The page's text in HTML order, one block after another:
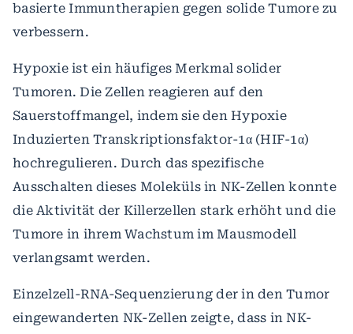
basierte Immuntherapien gegen solide Tumore zu
verbessern.
Hypoxie ist ein häufiges Merkmal solider
Tumoren. Die Zellen reagieren auf den
Sauerstoffmangel, indem sie den Hypoxie
Induzierten Transkriptionsfaktor-1α (HIF-1α)
hochregulieren. Durch das spezifische
Ausschalten dieses Moleküls in NK-Zellen konnte
die Aktivität der Killerzellen stark erhöht und die
Tumore in ihrem Wachstum im Mausmodell
verlangsamt werden.
Einzelzell-RNA-Sequenzierung der in den Tumor
eingewanderten NK-Zellen zeigte, dass in NK-